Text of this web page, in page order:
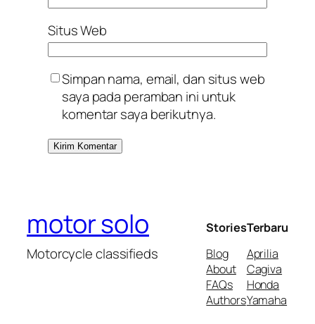
Situs Web
Simpan nama, email, dan situs web
saya pada peramban ini untuk
komentar saya berikutnya.
motor solo
Motorcycle classifieds
Stories
Blog
About
FAQs
Authors
Terbaru
Aprilia
Cagiva
Honda
Yamaha